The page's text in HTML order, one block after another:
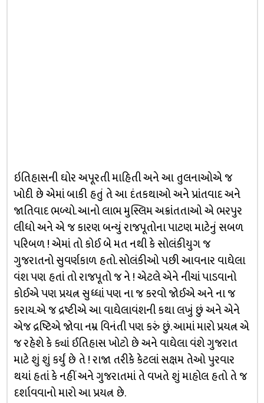
ઇતિહાસની ઘોર અપૂરતી માહિતી અને આ તુલનાઓએ જ
ખોદી છે એમાં બાકી હતું તે આ દંતકથાઓ અને પ્રાંતવાદ અને
જાતિવાદ ભળ્યો. આનો લાભ મુસ્લિમ અક્રાંતતાઓ એ ભરપુર
લીધો અને એ જ કારણ બન્યું રાજપૂતોના પાટણ માટેનું સબળ
પરિબળ ! એમાં તો કોઈ બે મત નથી કે સોલંકીયુગ જ
ગુજરાતનો સુવર્ણકાળ હતો. સોલંકીઓ પછી આવનાર વાઘેલા
વંશ પણ હતાં તો રાજપૂતો જ ને ! એટલે એને નીચાં પાડવાનો
કોઈએ પણ પ્રયત્ન સુધ્ધાં પણ ના જ કરવો જોઈએ અને ના જ
કરાય.એ જ દ્રષ્ટીએ આ વાઘેલાવંશની કથા લખું છું અને એને
એજ દ્રષ્ટિએ જોવા નમ્ર વિનંતી પણ કરું છું. આમાં મારો પ્રયત્ન એ
જ રહેશે કે ક્યાં ઈતિહાસ ખોટો છે અને વાઘેલા વંશે ગુજરાત
માટે શું શું કર્યું છે તે ! રાજા તરીકે કેટલાં સક્ષમ તેઓ પુરવાર
થયાં હતાં કે નહીં અને ગુજરાતમાં તે વખતે શું માહોલ હતો તે જ
દર્શાવવાનો મારો આ પ્રયત્ન છે.